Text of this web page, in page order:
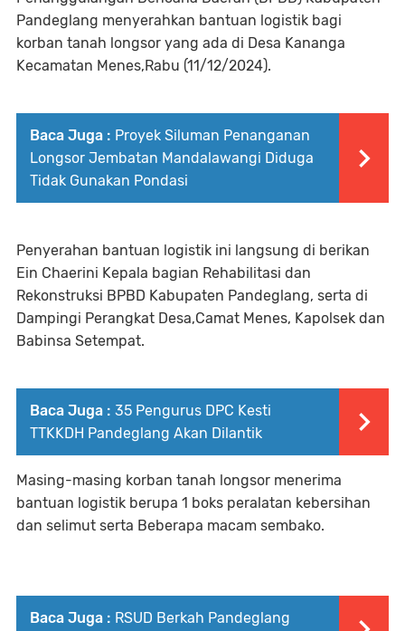
Pandeglang menyerahkan bantuan logistik bagi
korban tanah longsor yang ada di Desa Kananga
Kecamatan Menes,Rabu (11/12/2024).
Baca Juga : Proyek Siluman Penanganan
Longsor Jembatan Mandalawangi Diduga
Tidak Gunakan Pondasi
Penyerahan bantuan logistik ini langsung di berikan
Ein Chaerini Kepala bagian Rehabilitasi dan
Rekonstruksi BPBD Kabupaten Pandeglang, serta di
Dampingi Perangkat Desa,Camat Menes, Kapolsek dan
Babinsa Setempat.
Baca Juga : 35 Pengurus DPC Kesti
TTKKDH Pandeglang Akan Dilantik
Masing-masing korban tanah longsor menerima
bantuan logistik berupa 1 boks peralatan kebersihan
dan selimut serta Beberapa macam sembako.
Baca Juga : RSUD Berkah Pandeglang